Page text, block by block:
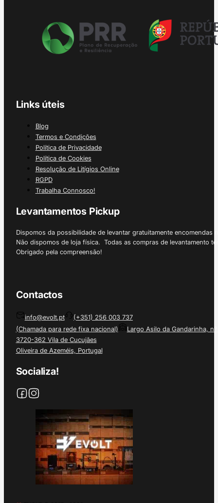
Links úteis
Blog
Termos e Condições
Política de Privacidade
Política de Cookies
Resolução de Litígios Online
RGPD
Trabalha Connosco!
Levantamentos Pickup
Dispomos da possibilidade de levantar gratuitamente
Não dispomos de loja física. Todas as compras de levantamento
Obrigado pela compreensão!
Contactos
info@evolt.pt
(+351) 256 003 737
(Chamada para rede fixa nacional)
Largo Asilo da Gandarinha, nº
3720-362 Vila de Cucujães
Oliveira de Azeméis, Portugal
Socializa!